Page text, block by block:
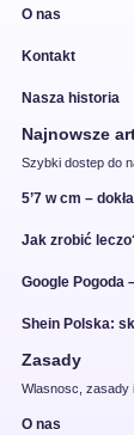
O nas
Kontakt
Nasza historia
Najnowsze
Szybki dostep do
5’7 w cm –
Jak zrobić
Google Pogoda
Shein Polska:
Zasady
Wlasnosc, zasady
O nas